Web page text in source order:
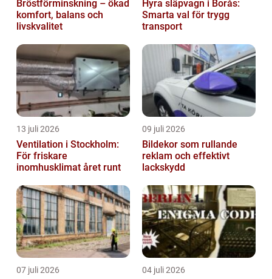
Bröstförminskning – ökad
komfort, balans och
livskvalitet
Hyra släpvagn i Borås:
Smarta val för trygg
transport
13 juli 2026
Ventilation i Stockholm:
För friskare
inomhusklimat året runt
09 juli 2026
Bildekor som rullande
reklam och effektivt
lackskydd
07 juli 2026 04 juli 2026